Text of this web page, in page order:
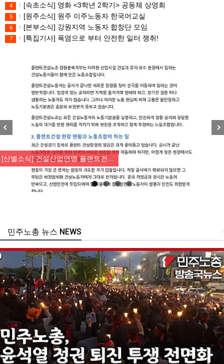
4 [속초소식] 영화 <3학년 2학기> 공동체 상영회
5 [원주소식] 원주 이주노동자 한국어교실
6 [본부소식] 강원지역 노동자 합창단 모임
7 [특집기사] 폭염으로 부터 안전한 일터 쟁취!
[산별소식] 건설산업연맹 플랜트건…
주노총 뉴스 NEWS